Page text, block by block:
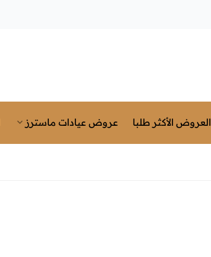
العروض الأكثر طلبا عروض عيادات ماسترز